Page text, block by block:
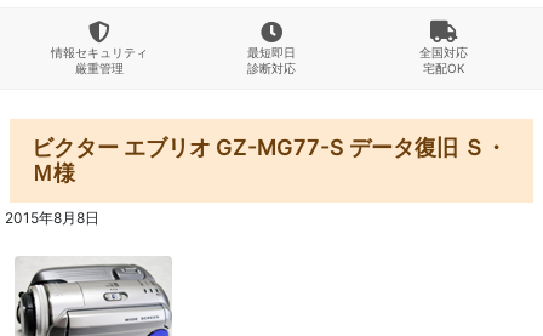
情報セキュリティ
厳重管理
最短即日
診断対応
全国対応
宅配OK
ビクター エブリオ GZ-MG77-S データ復旧 Ｓ・
Ｍ様
2015年8月8日